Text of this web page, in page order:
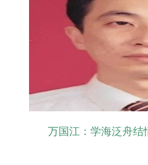
万国江：学海泛舟结